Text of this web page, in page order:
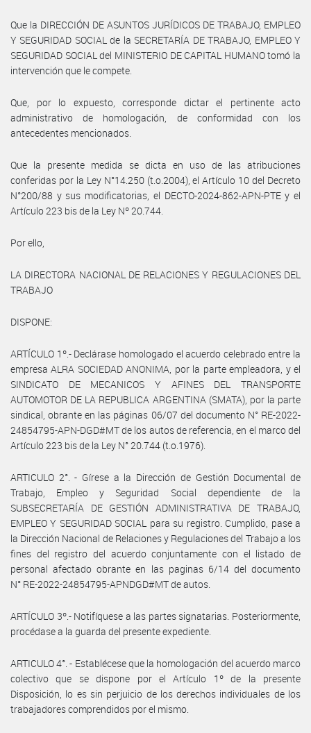
Que la DIRECCIÓN DE ASUNTOS JURÍDICOS DE TRABAJO, EMPLEO
Y SEGURIDAD SOCIAL de la SECRETARÍA DE TRABAJO, EMPLEO Y
SEGURIDAD SOCIAL del MINISTERIO DE CAPITAL HUMANO tomó la
intervención que le compete.
Que, por lo expuesto, corresponde dictar el pertinente acto
administrativo de homologación, de conformidad con los
antecedentes mencionados.
Que la presente medida se dicta en uso de las atribuciones
conferidas por la Ley N°14.250 (t.o.2004), el Artículo 10 del Decreto
N°200/88 y sus modificatorias, el DECTO-2024-862-APN-PTE y el
Artículo 223 bis de la Ley Nº 20.744.
Por ello,
LA DIRECTORA NACIONAL DE RELACIONES Y REGULACIONES DEL
TRABAJO
DISPONE:
ARTÍCULO 1º.- Declárase homologado el acuerdo celebrado entre la
empresa ALRA SOCIEDAD ANONIMA, por la parte empleadora, y el
SINDICATO DE MECANICOS Y AFINES DEL TRANSPORTE
AUTOMOTOR DE LA REPUBLICA ARGENTINA (SMATA), por la parte
sindical, obrante en las páginas 06/07 del documento N° RE-2022-
24854795-APN-DGD#MT de los autos de referencia, en el marco del
Artículo 223 bis de la Ley N° 20.744 (t.o.1976).
ARTICULO 2°. - Gírese a la Dirección de Gestión Documental de
Trabajo, Empleo y Seguridad Social dependiente de la
SUBSECRETARÍA DE GESTIÓN ADMINISTRATIVA DE TRABAJO,
EMPLEO Y SEGURIDAD SOCIAL para su registro. Cumplido, pase a
la Dirección Nacional de Relaciones y Regulaciones del Trabajo a los
fines del registro del acuerdo conjuntamente con el listado de
personal afectado obrante en las paginas 6/14 del documento
N° RE-2022-24854795-APNDGD#MT de autos.
ARTÍCULO 3º.- Notifíquese a las partes signatarias. Posteriormente,
procédase a la guarda del presente expediente.
ARTICULO 4°. - Establécese que la homologación del acuerdo marco
colectivo que se dispone por el Artículo 1º de la presente
Disposición, lo es sin perjuicio de los derechos individuales de los
trabajadores comprendidos por el mismo.